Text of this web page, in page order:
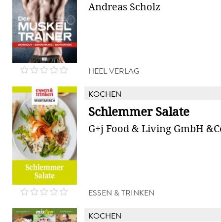
Andreas Scholz
HEEL VERLAG
KOCHEN
Schlemmer Salate
G+j Food & Living GmbH
ESSEN & TRINKEN
KOCHEN